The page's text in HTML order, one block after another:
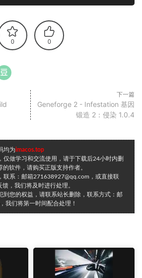
0 0
下一篇
Geneforge 2 - Infestation 基因
锻造 2：侵染 1.0.4
均为imacos.top
仅做学习和交流使用，请于下载后24小时内删
软件，请购买正版支持作者。
，联系：邮箱271638927@qq.com，或直接联
，我们将及时进行处理。
到您的权益，请联系站长删除，联系方式：邮
我们将第一时间配合处理！